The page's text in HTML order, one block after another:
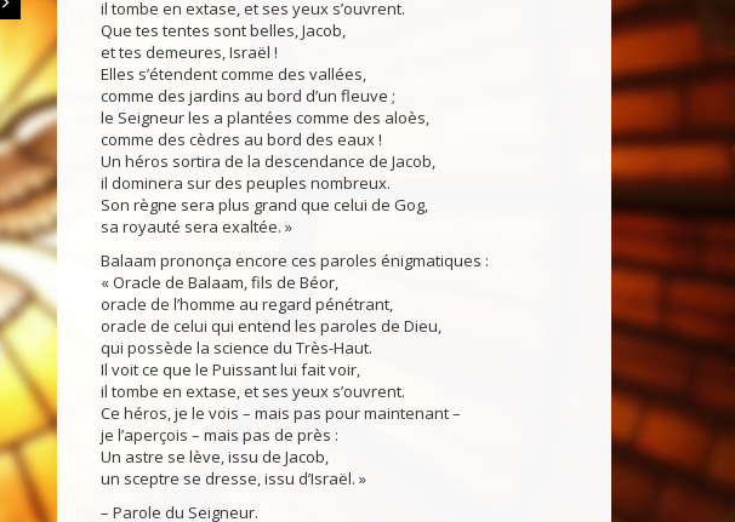
il tombe en extase, et ses yeux s’ouvrent.
Que tes tentes sont belles, Jacob,
et tes demeures, Israël !
Elles s’étendent comme des vallées,
comme des jardins au bord d’un fleuve ;
le Seigneur les a plantées comme des aloès,
comme des cèdres au bord des eaux !
Un héros sortira de la descendance de Jacob,
il dominera sur des peuples nombreux.
Son règne sera plus grand que celui de Gog,
sa royauté sera exaltée. »
Balaam prononça encore ces paroles énigmatiques :
« Oracle de Balaam, fils de Béor,
oracle de l’homme au regard pénétrant,
oracle de celui qui entend les paroles de Dieu,
qui possède la science du Très-Haut.
Il voit ce que le Puissant lui fait voir,
il tombe en extase, et ses yeux s’ouvrent.
Ce héros, je le vois – mais pas pour maintenant –
je l’aperçois – mais pas de près :
Un astre se lève, issu de Jacob,
un sceptre se dresse, issu d’Israël. »
– Parole du Seigneur.